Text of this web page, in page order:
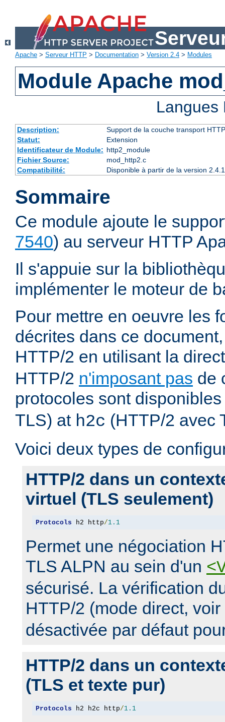
Apache > Serveur HTTP > Documentation > Version 2.4 > Modules
Module Apache
Description:
Support de la couche transport
Statut:
Extension
Identificateur de Module: http2_module
Fichier Source:
mod_http2.c
Compatibilité:
Disponible à partir de la version
Sommaire
Ce module ajoute le
7540) au serveur HTTP
Il s'appuie sur la
implémenter le moteur de
Pour mettre en oeuvre les
décrites dans ce
HTTP/2 en utilisant la
HTTP/2 n'imposant pas de
protocoles sont
TLS) at h2c (HTTP/2 avec
Voici deux types de
HTTP/2 dans un
virtuel (TLS seulement)
Protocols h2 http/1.1
Permet une négociation
TLS ALPN au sein d'un
sécurisé. La vérification
HTTP/2 (mode direct, voir
désactivée par défaut
HTTP/2 dans un
(TLS et texte pur)
Protocols h2 h2c http/1.1